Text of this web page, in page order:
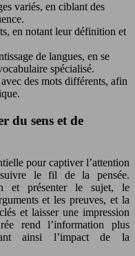
variés, en ciblant des
en notant leur définition et
de langues, en se
spécialisé.
des mots différents, afin
du sens et de
pour captiver l’attention
le fil de la pensée.
et présenter le sujet, le
et les preuves, et la
et laisser une impression
rend l’information plus
ainsi l’impact de la